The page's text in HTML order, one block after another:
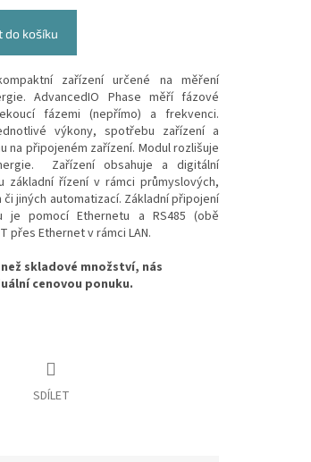
do košíku
zařízení určené na měření
AdvancedIO Phase měří fázové
fázemi (nepřímo) a frekvenci.
výkony, spotřebu zařízení a
na připojeném zařízení. Modul rozlišuje
Zařízení obsahuje a digitální
základní řízení v rámci průmyslových,
jiných automatizací. Základní připojení
je pomocí Ethernetu a RS485 (obě
přes Ethernet v rámci LAN.
skladové množství, nás
cenovou ponuku.
SDÍLET